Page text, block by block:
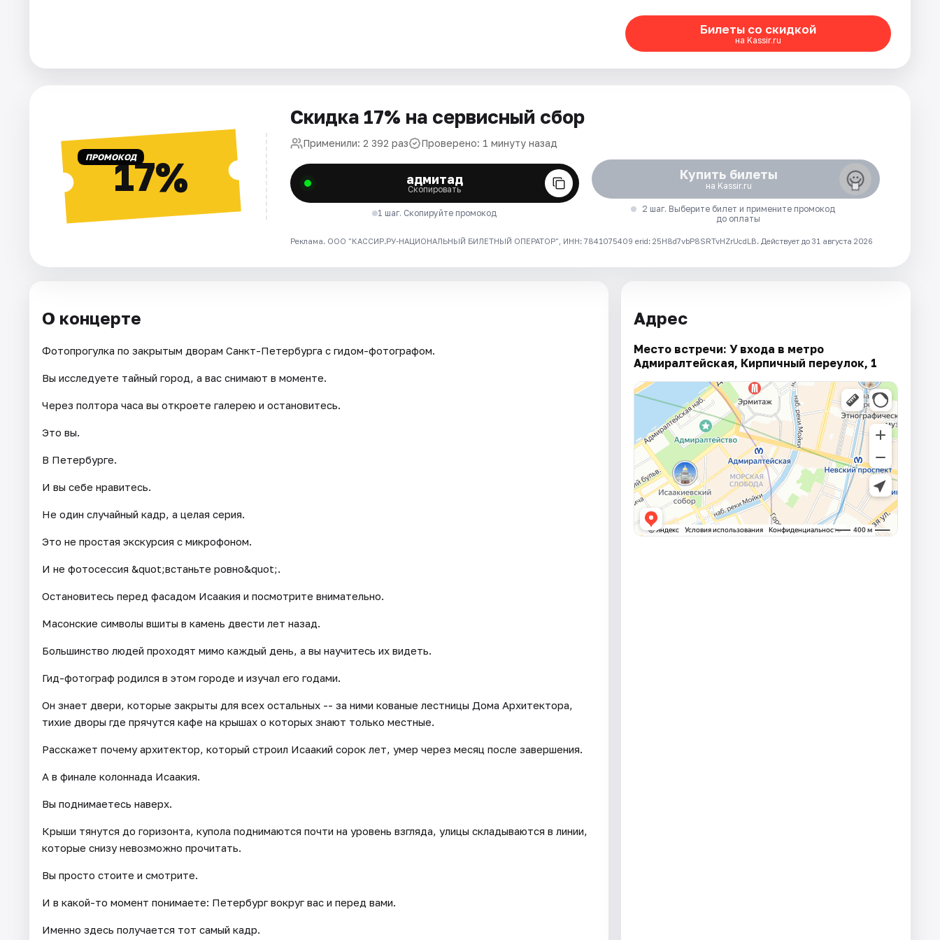
Площадки
Билеты со скидкой
на Kassir.ru
ПРОМОКОД17%
Скидка 17% на сервисный сбор
Применили: 2 392 раз Проверено: 1 минуту назад
адмитад
Скопировать
1 шаг. Скопируйте промокод
Купить билеты
на Kassir.ru
2 шаг. Выберите билет и примените промокод
до оплаты
Реклама. ООО "КАССИР.РУ-НАЦИОНАЛЬНЫЙ БИЛЕТНЫЙ ОПЕРАТОР", ИНН: 7841075409 erid: 25H8d7vbP8SRTvHZrUcdLB. Действует до 31 августа 2026
О концерте
Фотопрогулка по закрытым дворам Санкт-Петербурга с гидом-фотографом.
Вы исследуете тайный город, а вас снимают в моменте.
Через полтора часа вы откроете галерею и остановитесь.
Это вы.
В Петербурге.
И вы себе нравитесь.
Не один случайный кадр, а целая серия.
Это не простая экскурсия с микрофоном.
И не фотосессия &quot;встаньте ровно&quot;.
Остановитесь перед фасадом Исаакия и посмотрите внимательно.
Масонские символы вшиты в камень двести лет назад.
Большинство людей проходят мимо каждый день, а вы научитесь их видеть.
Гид-фотограф родился в этом городе и изучал его годами.
Он знает двери, которые закрыты для всех остальных -- за ними кованые лестницы Дома Архитектора,
тихие дворы где прячутся кафе на крышах о которых знают только местные.
Расскажет почему архитектор, который строил Исаакий сорок лет, умер через месяц после завершения.
А в финале колоннада Исаакия.
Вы поднимаетесь наверх.
Крыши тянутся до горизонта, купола поднимаются почти на уровень взгляда, улицы складываются в линии,
которые снизу невозможно прочитать.
Вы просто стоите и смотрите.
И в какой-то момент понимаете: Петербург вокруг вас и перед вами.
Именно здесь получается тот самый кадр.
Адрес
Место встречи: У входа в метро
Адмиралтейская, Кирпичный переулок, 1